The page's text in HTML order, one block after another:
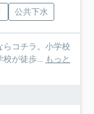
公共下水
らコチラ。小学校
が徒歩...
もっと